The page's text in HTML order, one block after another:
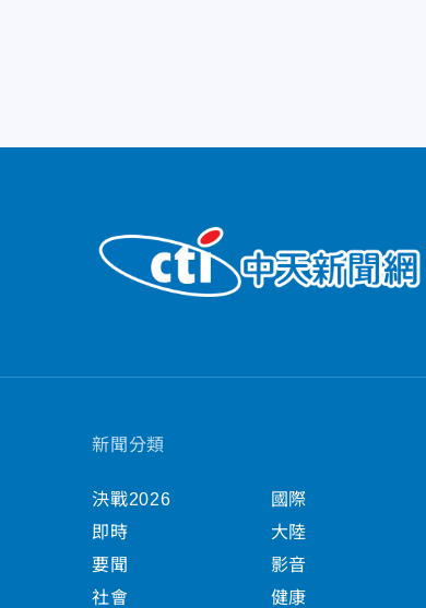
新聞分類
決戰2026
即時
要聞
社會
國際
大陸
影音
健康